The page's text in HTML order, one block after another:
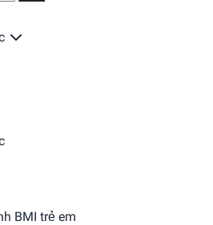
BMI trẻ em